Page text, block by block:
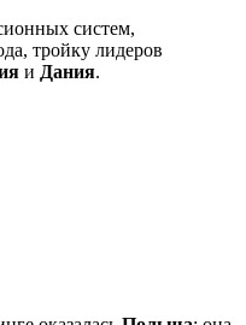
систем,
тройку лидеров
и Дания.